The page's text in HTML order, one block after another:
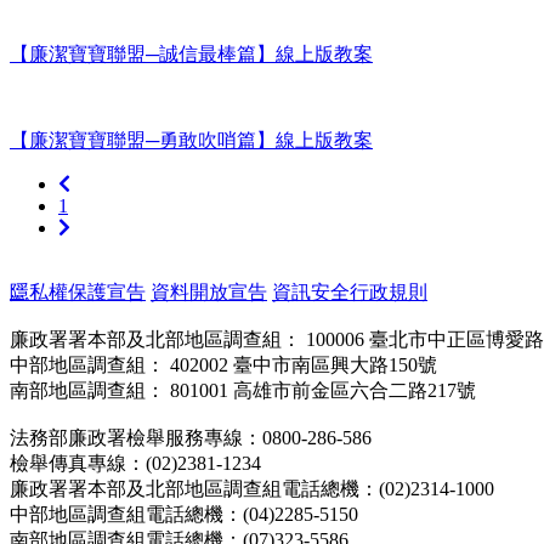
【廉潔寶寶聯盟─誠信最棒篇】線上版教案
【廉潔寶寶聯盟─勇敢吹哨篇】線上版教案
上
一
頁
1
下
頁
:::
隱私權保護宣告 資料開放宣告 資訊安全行政規則
廉政署署本部及北部地區調查組： 100006 臺北市中正區博愛
中部地區調查組： 402002 臺中市南區興大路150號
南部地區調查組： 801001 高雄市前金區六合二路217號
法務部廉政署檢舉服務專線：0800-286-586
檢舉傳真專線：(02)2381-1234
廉政署署本部及北部地區調查組電話總機：(02)2314-1000
中部地區調查組電話總機：(04)2285-5150
南部地區調查組電話總機：(07)323-5586